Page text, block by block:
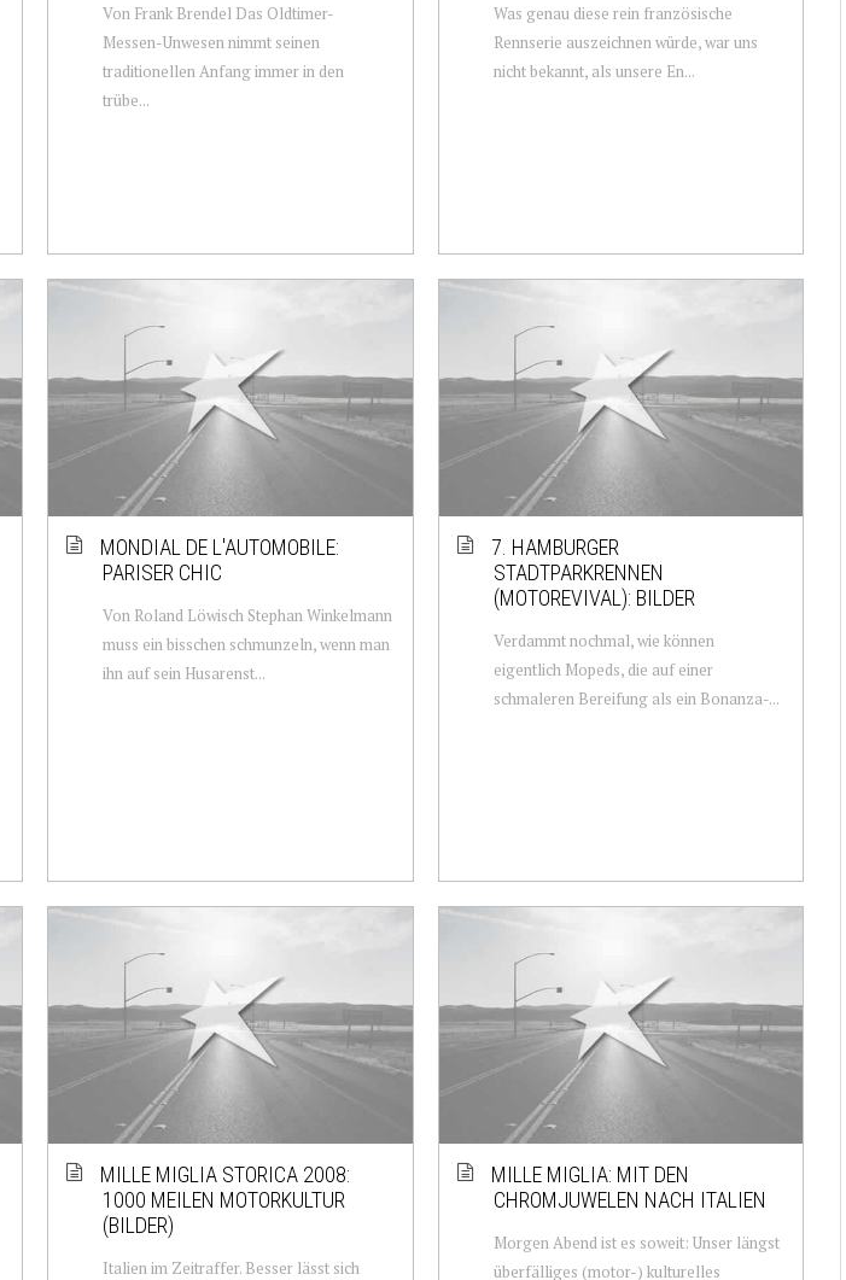
Von Frank Brendel Das Oldtimer-
Messen-Unwesen nimmt seinen
traditionellen Anfang immer in den
trübe...
Was genau diese rein französische
Rennserie auszeichnen würde, war uns
nicht bekannt, als unsere En...
MONDIAL DE L'AUTOMOBILE:
PARISER CHIC
Von Roland Löwisch Stephan Winkelmann
muss ein bisschen schmunzeln, wenn man
ihn auf sein Husarenst...
7. HAMBURGER
STADTPARKRENNEN
(MOTOREVIVAL): BILDER
Verdammt nochmal, wie können
eigentlich Mopeds, die auf einer
schmaleren Bereifung als ein Bonanza-...
MILLE MIGLIA STORICA 2008:
1000 MEILEN MOTORKULTUR
(BILDER)
Italien im Zeitraffer. Besser lässt sich
MILLE MIGLIA: MIT DEN
CHROMJUWELEN NACH ITALIEN
Morgen Abend ist es soweit: Unser längst
überfälliges (motor-) kulturelles